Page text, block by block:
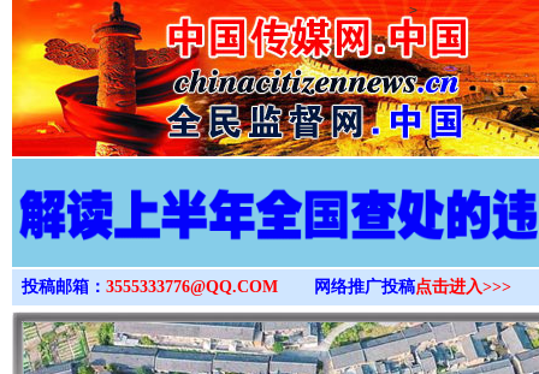
>
投稿邮箱： 3555333776@QQ.COM 网络推广投稿点击进入>>>